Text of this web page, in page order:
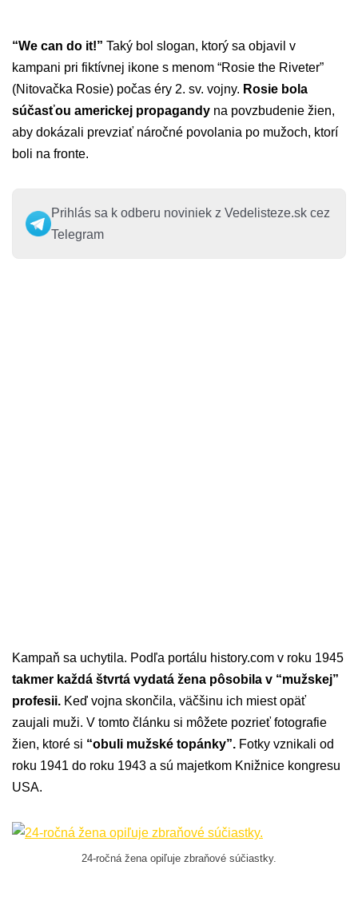
“We can do it!” Taký bol slogan, ktorý sa objavil v
kampani pri fiktívnej ikone s menom “Rosie the Riveter”
(Nitovačka Rosie) počas éry 2. sv. vojny. Rosie bola
súčasťou americkej propagandy na povzbudenie žien,
aby dokázali prevziať náročné povolania po mužoch, ktorí
boli na fronte.
Prihlás sa k odberu noviniek z Vedelisteze.sk cez
Telegram
Kampaň sa uchytila. Podľa portálu history.com v roku 1945
takmer každá štvrtá vydatá žena pôsobila v “mužskej”
profesii. Keď vojna skončila, väčšinu ich miest opäť
zaujali muži. V tomto článku si môžete pozrieť fotografie
žien, ktoré si “obuli mužské topánky”. Fotky vznikali od
roku 1941 do roku 1943 a sú majetkom Knižnice kongresu
USA.
24-ročná žena opiľuje zbraňové súčiastky.